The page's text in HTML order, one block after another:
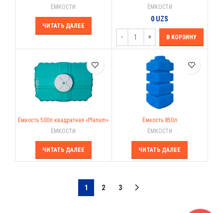
ЁМКОСТИ
ЧИТАТЬ ДАЛЕЕ
ЁМКОСТИ
0 UZS
В КОРЗИНУ
Ёмкость 500л квадратная «Planum»
ЁМКОСТИ
ЧИТАТЬ ДАЛЕЕ
Ёмкость 850л
ЁМКОСТИ
ЧИТАТЬ ДАЛЕЕ
1 2 3